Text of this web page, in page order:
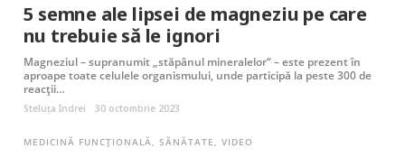
5 semne ale lipsei de magneziu pe care
nu trebuie să le ignori
Magneziul – supranumit „stăpânul mineralelor“ – este prezent în
aproape toate celulele organismului, unde participă la peste 300 de
reacții…
Steluța Indrei 30 octombrie 2023
MEDICINĂ FUNCȚIONALĂ, SĂNĂTATE,VIDEO